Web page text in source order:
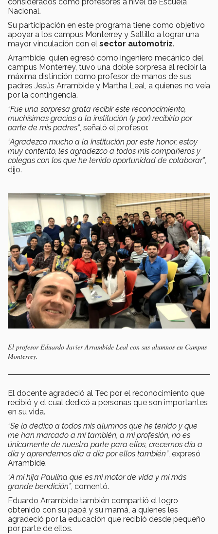
Nacional.
Su participación en este programa tiene como objetivo
apoyar a los campus Monterrey y Saltillo a lograr una
mayor vinculación con el sector automotriz.
Arrambide, quien egresó como ingeniero mecánico del
campus Monterrey, tuvo una doble sorpresa al recibir la
máxima distinción como profesor de manos de sus
padres Jesús Arrambide y Martha Leal, a quienes no veía
por la contingencia.
“Fue una sorpresa grata recibir este reconocimiento,
muchísimas gracias a la institución (y por) recibirlo por
parte de mis padres”, señaló el profesor.
“Agradezco mucho a la institución por este honor, estoy
muy contento, les agradezco a todos mis compañeros y
colegas con los que he tenido oportunidad de colaborar”,
dijo.
El profesor Eduardo Javier Arrambide Leal con sus alumnos en Campus
Monterrey.
El docente agradeció al Tec por el reconocimiento que
recibió y el cual dedicó a personas que son importantes
en su vida.
“Se lo dedico a todos mis alumnos que he tenido y que
me han marcado a mí también, a mi profesión, no es
únicamente de nuestra parte para ellos, crecemos día a
día y aprendemos día a día por ellos también”, expresó
Arrambide.
“A mi hija Paulina que es mi motor de vida y mi más
grande bendición”, comentó.
Eduardo Arrambide también compartió el logro
obtenido con su papá y su mamá, a quienes les
agradeció por la educación que recibió desde pequeño
por parte de ellos.